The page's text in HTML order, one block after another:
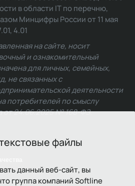
файлы
данный веб-сайт, вы
группа компаний Softline
в области IT по перечню,
Минцифры России от 11 мая
4.01
на сайте, носит
и ознакомительный
для личных, семейных,
не связанных с
деятельности
потребителей по смыслу
от 24.06.2025 № 168-ФЗ.